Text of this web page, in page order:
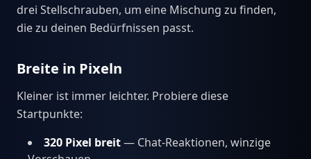
drei Stellschrauben, um eine Mischung zu finden,
die zu deinen Bedürfnissen passt.
Breite in Pixeln
Kleiner ist immer leichter. Probiere diese
Startpunkte:
320 Pixel breit— Chat-Reaktionen, winzige